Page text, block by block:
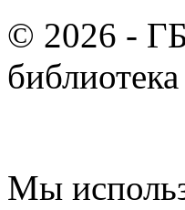
© 2026 -
Мы